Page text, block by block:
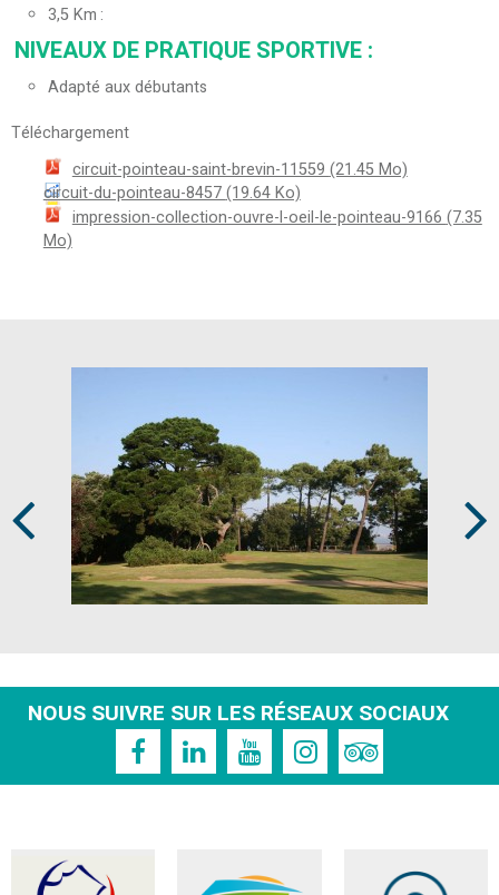
3,5Km
NIVEAUX DE PRATIQUE SPORTIVE :
Adapté aux débutants
Téléchargement
circuit-pointeau-saint-brevin-11559 (21.45 Mo)
circuit-du-pointeau-8457(19.64 Ko)
impression-collection-ouvre-l-oeil-le-pointeau-9166 (7.35
Mo)
NOUS SUIVRE SUR LES RÉSEAUX SOCIAUX